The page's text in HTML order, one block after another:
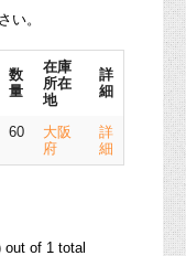
い。
数
量
在庫
所在
地
詳
細
60
大阪
府
詳
細
out of 1 total